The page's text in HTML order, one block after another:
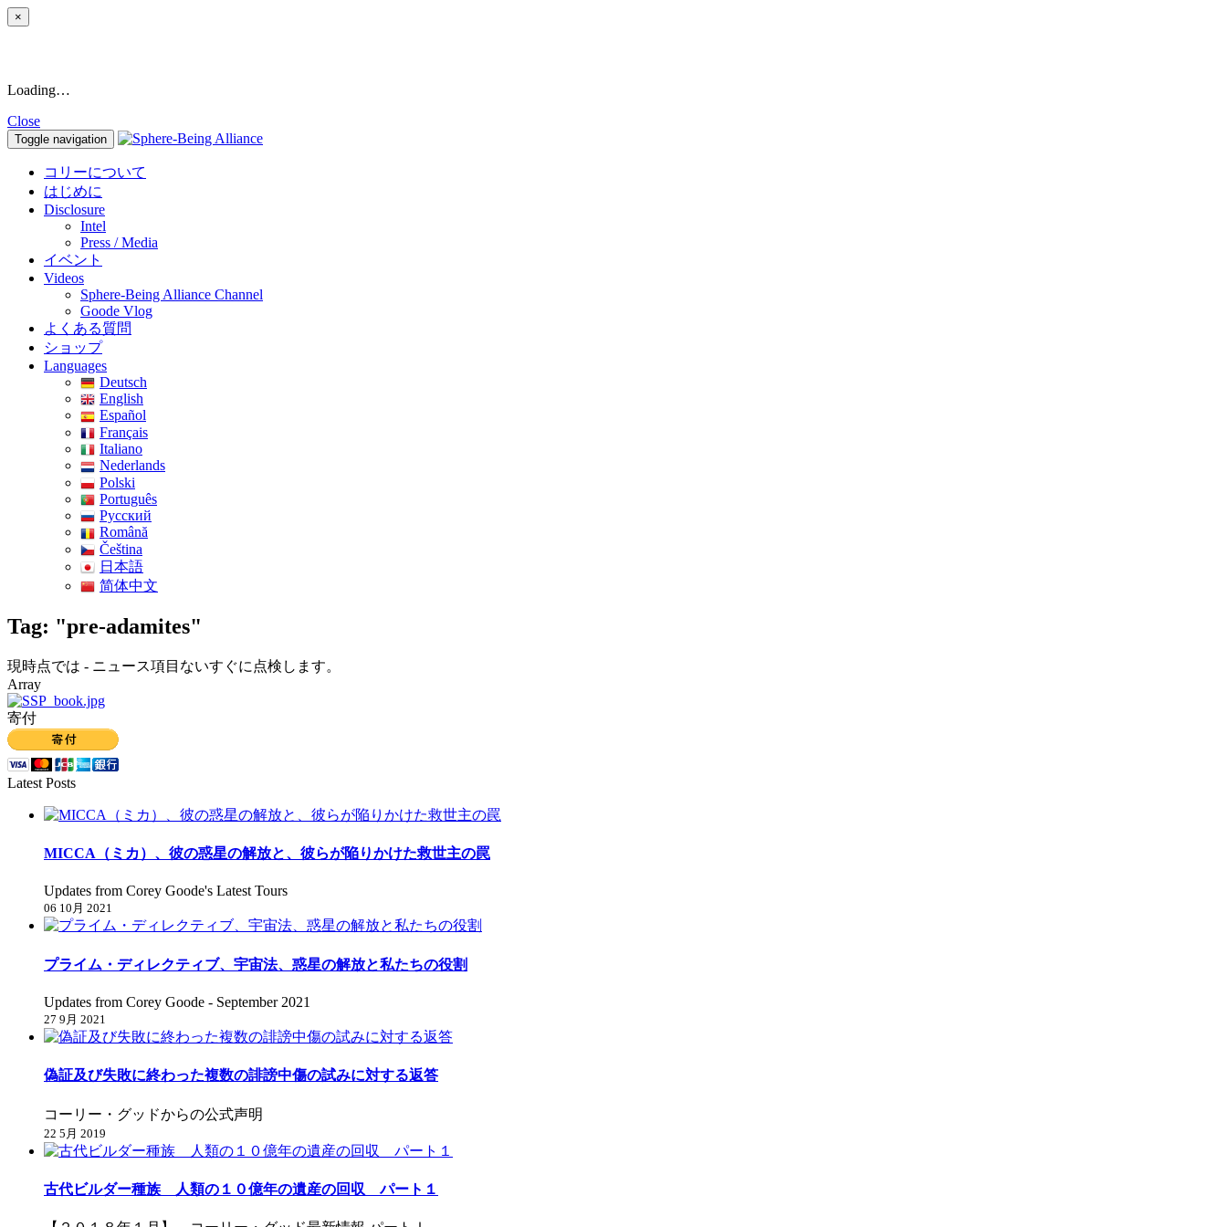
×
Loading…
Close
Toggle navigation
コリーについて
はじめに
Disclosure
Intel
Press / Media
イベント
Videos
Sphere-Being Alliance Channel
Goode Vlog
よくある質問
ショップ
Languages
Deutsch
English
Español
Français
Italiano
Nederlands
Polski
Português
Pусский
Română
Čeština
日本語
简体中文
Tag: "pre-adamites"
現時点では - ニュース項目ないすぐに点検します。
Array
寄付
Latest Posts
MICCA（ミカ）、彼の惑星の解放と、彼らが陥りかけた救世主の罠
Updates from Corey Goode's Latest Tours
06 10月 2021
プライム・ディレクティブ、宇宙法、惑星の解放と私たちの役割
Updates from Corey Goode - September 2021
27 9月 2021
偽証及び失敗に終わった複数の誹謗中傷の試みに対する返答
コーリー・グッドからの公式声明
22 5月 2019
古代ビルダー種族 人類の１０億年の遺産の回収 パート１